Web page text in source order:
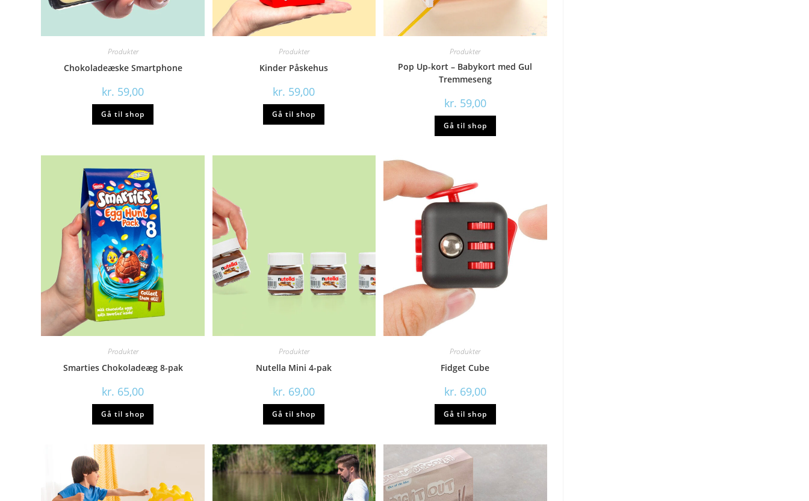
Produkter
Chokoladeæske Smartphone
kr. 59,00
Gå til shop
Produkter
Kinder Påskehus
kr. 59,00
Gå til shop
Produkter
Pop Up-kort – Babykort med Gul
Tremmeseng
kr. 59,00
Gå til shop
Produkter
Smarties Chokoladeæg 8-pak
kr. 65,00
Gå til shop
Produkter
Nutella Mini 4-pak
kr. 69,00
Gå til shop
Produkter
Fidget Cube
kr. 69,00
Gå til shop